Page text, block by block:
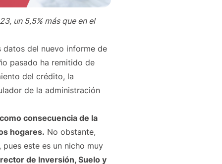
un 5,5% más que en el
del nuevo informe de
pasado ha remitido de
del crédito, la
de la administración
consecuencia de la
hogares. No obstante,
pues este es un nicho muy
de Inversión, Suelo y